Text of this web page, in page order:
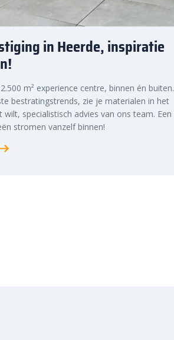
in Heerde, inspiratie
m² experience centre, binnen én buiten.
bestratingstrends, zie je materialen in het
specialistisch advies van ons team. Een
stromen vanzelf binnen!